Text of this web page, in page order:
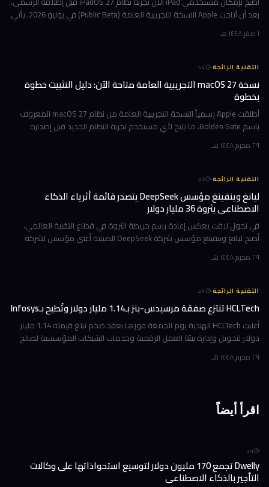
بعد أن أتاحت Apple النسخة التجريبية العامة (Public Beta) في يوليو 2026. يأتي
١ صفر ١٤٤٨ هـ
التقنية الرائجة·
4د
نسخة macOS 27 التجريبية العامة متاحة الآن: دليل التثبيت خطوة
بخطوة
أطلقت Apple رسمياً النسخة التجريبية العامة من نظام macOS 27 المعروف
باسم Golden Gate، ما يتيح لأي مستخدم تجربة النظام الجديد قبل إصداره
٢٩ محرم ١٤٤٨ هـ
التقنية الرائجة·
5د
ليانغ وينفينغ مؤسس DeepSeek يتصدر قائمة أثرياء الذكاء
الاصطناعي بثروة 36 مليار دولار
في تحول لافت يعكس إعادة رسم خريطة الثروة في قطاع التقنية العالمي،
أصبح ليانغ وينفينغ مؤسس شركة DeepSeek الصينية أغنى مؤسس لشركة
٢٩ محرم ١٤٤٨ هـ
التقنية الرائجة·
4د
HCLTech تنتزع صفقة مرسيدس-بنز بـ1.14 مليار دولار وتُطيح بـInfosys
أعلنت HCLTech الهندية يوم الجمعة فوزها بعقد ضخم تبلغ قيمته 1.14 مليار
دولار لتحويل وإدارة بيئة العمل الرقمية وخدمات الشبكات المؤسسية لصالح
٢٩ محرم ١٤٤٨ هـ
اقرأ أيضاً
4د
Dwelly تجمع 170 مليون دولار لتوسيع استحواذاتها على وكالات
التأجير بالذكاء الاصطناعي